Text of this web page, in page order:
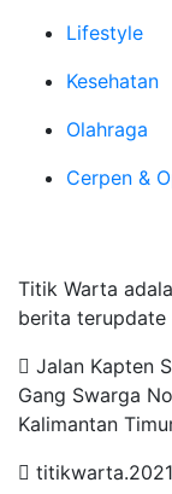
Lifestyle
Kesehatan
Olahraga
Cerpen &
Titik Warta
berita terupdate
Jalan Kapten
Gang Swarga
Kalimantan